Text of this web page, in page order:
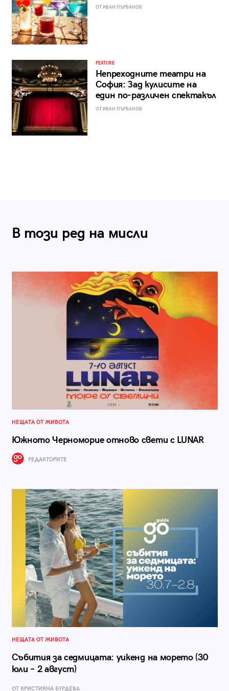
ОТ ИВАН ПЪРВАНОВ
FEATURE
Непреходните театри на
София: Зад кулисите на
един по-различен спектакъл
ОТ ИВАН ПЪРВАНОВ
В този ред на мисли
НЕЩАТА ОТ ЖИВОТА
Южното Черноморие отново свети с LUNAR
РЕДАКТОРИТЕ
НЕЩАТА ОТ ЖИВОТА
Събития за седмицата: уикенд на морето (30
юли – 2 август)
ОТ КРИСТИЯНА БУРДЕВА